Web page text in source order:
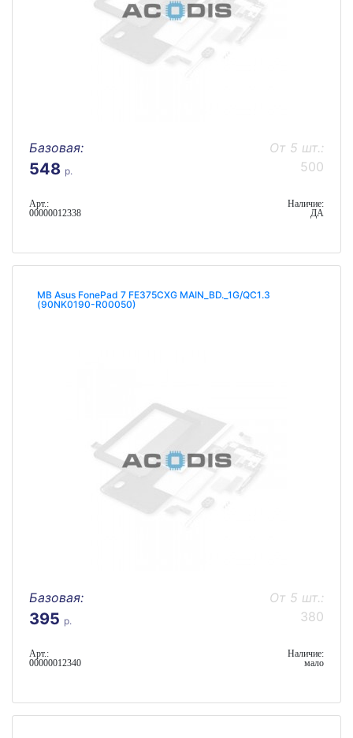
Базовая:
548 р.
От 5 шт.:
500
Арт.:
00000012338
Наличие:
ДА
MB Asus FonePad 7 FE375CXG MAIN_BD._1G/QC1.3
(90NK0190-R00050)
Базовая:
395 р.
От 5 шт.:
380
Арт.:
00000012340
Наличие:
мало